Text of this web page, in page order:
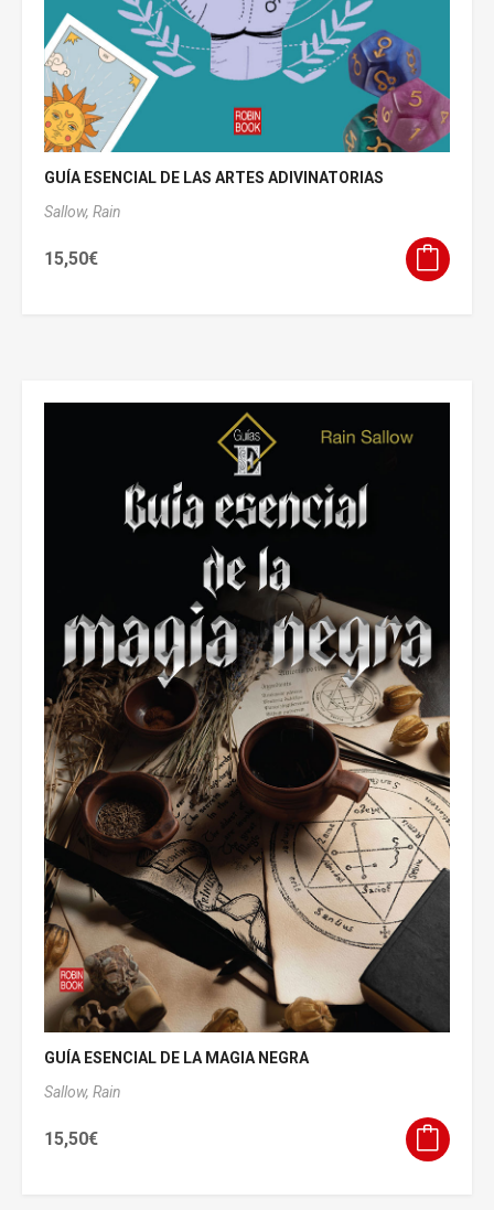
GUÍA ESENCIAL DE LAS ARTES ADIVINATORIAS
Sallow, Rain
15,50€
GUÍA ESENCIAL DE LA MAGIA NEGRA
Sallow, Rain
15,50€